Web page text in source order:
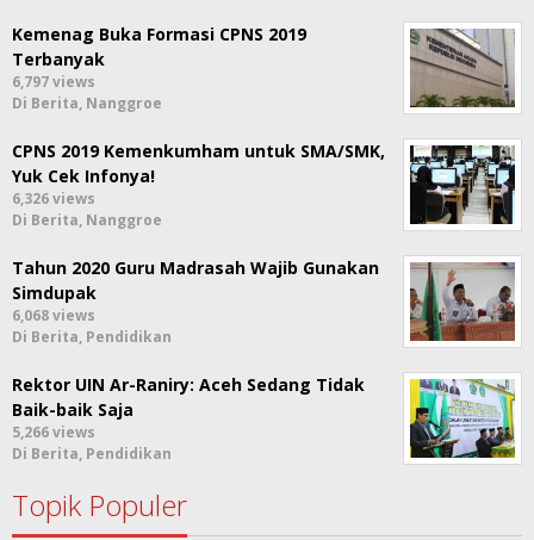
Kemenag Buka Formasi CPNS 2019
Terbanyak
6,797 views
Di Berita, Nanggroe
CPNS 2019 Kemenkumham untuk SMA/SMK,
Yuk Cek Infonya!
6,326 views
Di Berita, Nanggroe
Tahun 2020 Guru Madrasah Wajib Gunakan
Simdupak
6,068 views
Di Berita, Pendidikan
Rektor UIN Ar-Raniry: Aceh Sedang Tidak
Baik-baik Saja
5,266 views
Di Berita, Pendidikan
Topik Populer